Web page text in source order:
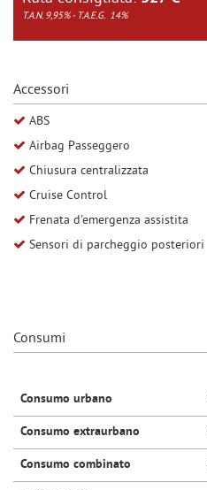
AREA COMMERCIANTI
T.A.N. 9,95% - T.A.E.G. 14%
Accessori
ABS
Airbag Passeggero
Chiusura centralizzata
Cruise Control
Frenata d'emergenza assistita
Sensori di parcheggio posteriori
Consumi
Consumo urbano
Consumo extraurbano
Consumo combinato
questi
si
rimanda
alla
cookie
Puoi
rivedere
modificare
le
momento.